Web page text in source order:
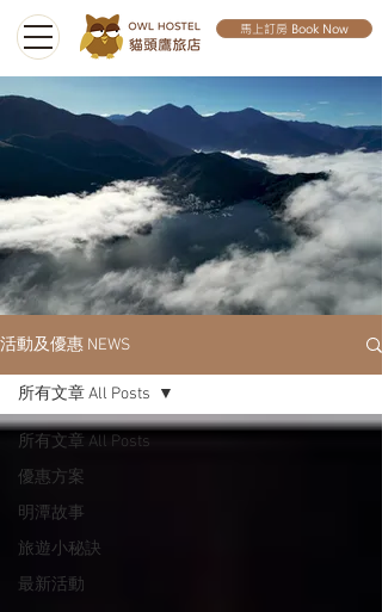
馬上訂房 Book Now
活動及優惠 NEWS
所有文章 All Posts
優惠方案
明潭故事
旅遊小秘訣
最新活動
所有文章 All Posts